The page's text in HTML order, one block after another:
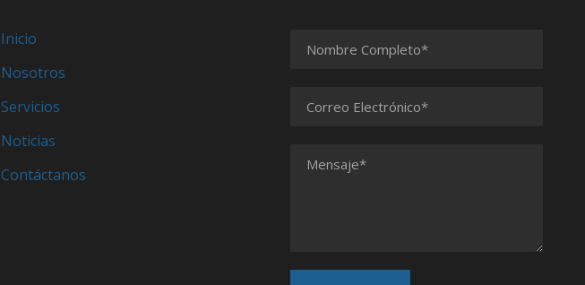
Inicio
Nosotros
Servicios
Noticias
Contáctanos